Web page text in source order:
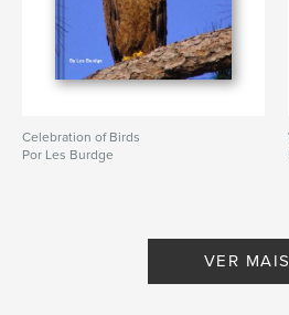
Celebration of Birds
Por Les Burdge
VER MAIS